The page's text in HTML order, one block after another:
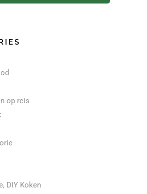
op reis
DIY Koken